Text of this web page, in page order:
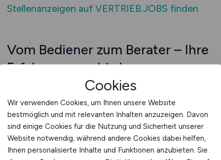
Stellenanzeigen auf VERTRIEB.JOBS finden
Vom Bediener zum Berater – Ihre
Erfahrung macht den
Viele Vertriebsprofis im Bereich
Umformtechnik und Blechbearbeitung haben
ihre Laufbahn in der Produktion begonnen. Sie
wissen, wie sich unterschiedliche Materialien
verhalten, wie wichtig die Qualität von
Cookies
Wir verwenden Cookies, um Ihnen unsere Website
bestmöglich und mit relevanten Inhalten anzuzeigen. Davon
sind einige Cookies für die Nutzung und Sicherheit unserer
Website notwendig, während andere Cookies dabei helfen,
Ihnen personalisierte Inhalte und Funktionen anzubieten. Sie